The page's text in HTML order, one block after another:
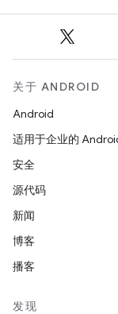
关于 ANDROID
Android
适用于企业的
安全
源代码
新闻
博客
播客
发现